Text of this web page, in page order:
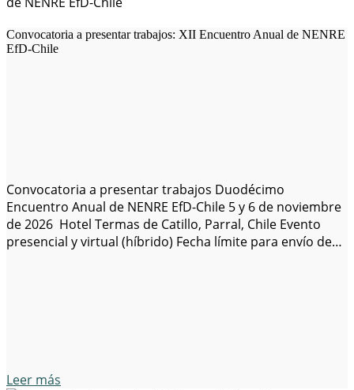
Convocatoria a presentar trabajos: XII Encuentro Anual de NENRE
EfD-Chile
Convocatoria a presentar trabajos Duodécimo
Encuentro Anual de NENRE EfD-Chile 5 y 6 de noviembre
de 2026 Hotel Termas de Catillo, Parral, Chile Evento
presencial y virtual (híbrido) Fecha límite para envío de
Leer más